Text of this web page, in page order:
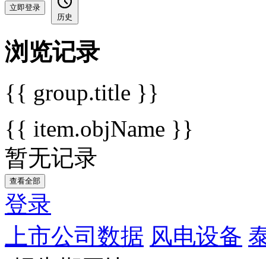
立即登录
历史
浏览记录
{{ group.title }}
{{ item.objName }}
暂无记录
查看全部
登录
上市公司数据 风电设备